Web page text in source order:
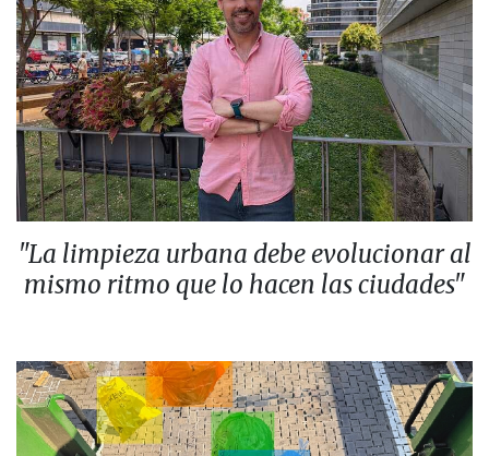
"La limpieza urbana debe evolucionar al
mismo ritmo que lo hacen las ciudades"